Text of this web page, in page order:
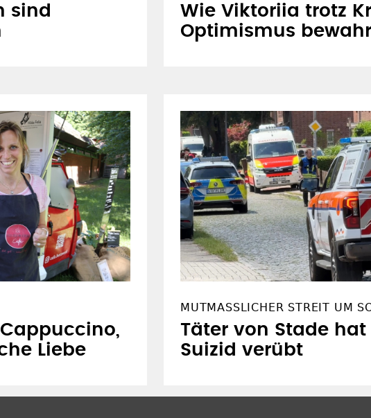
sind
Wie Viktoriia trotz
Optimismus
Liebe
MUTMASSLICHER STREIT UM
Täter von Stade
Suizid verübt